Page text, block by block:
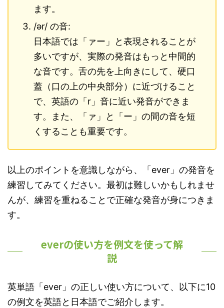
ます。
/ər/ の音:
日本語では「ァー」と表現されることが
多いですが、実際の発音はもっと中間的
な音です。舌の先を上向きにして、硬口
蓋（口の上の中央部分）に近づけること
で、英語の「r」音に近い発音ができま
す。また、「ァ」と「ー」の間の音を短
くすることも重要です。
以上のポイントを意識しながら、「ever」の発音を
練習してみてください。最初は難しいかもしれませ
んが、練習を重ねることで正確な発音が身につきま
す。
everの使い方を例文を使って解
説
英単語「ever」の正しい使い方について、以下に10
の例文を英語と日本語でご紹介します。